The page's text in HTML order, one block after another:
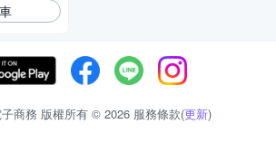
商務 版權所有 © 2026 服務條款(更新)